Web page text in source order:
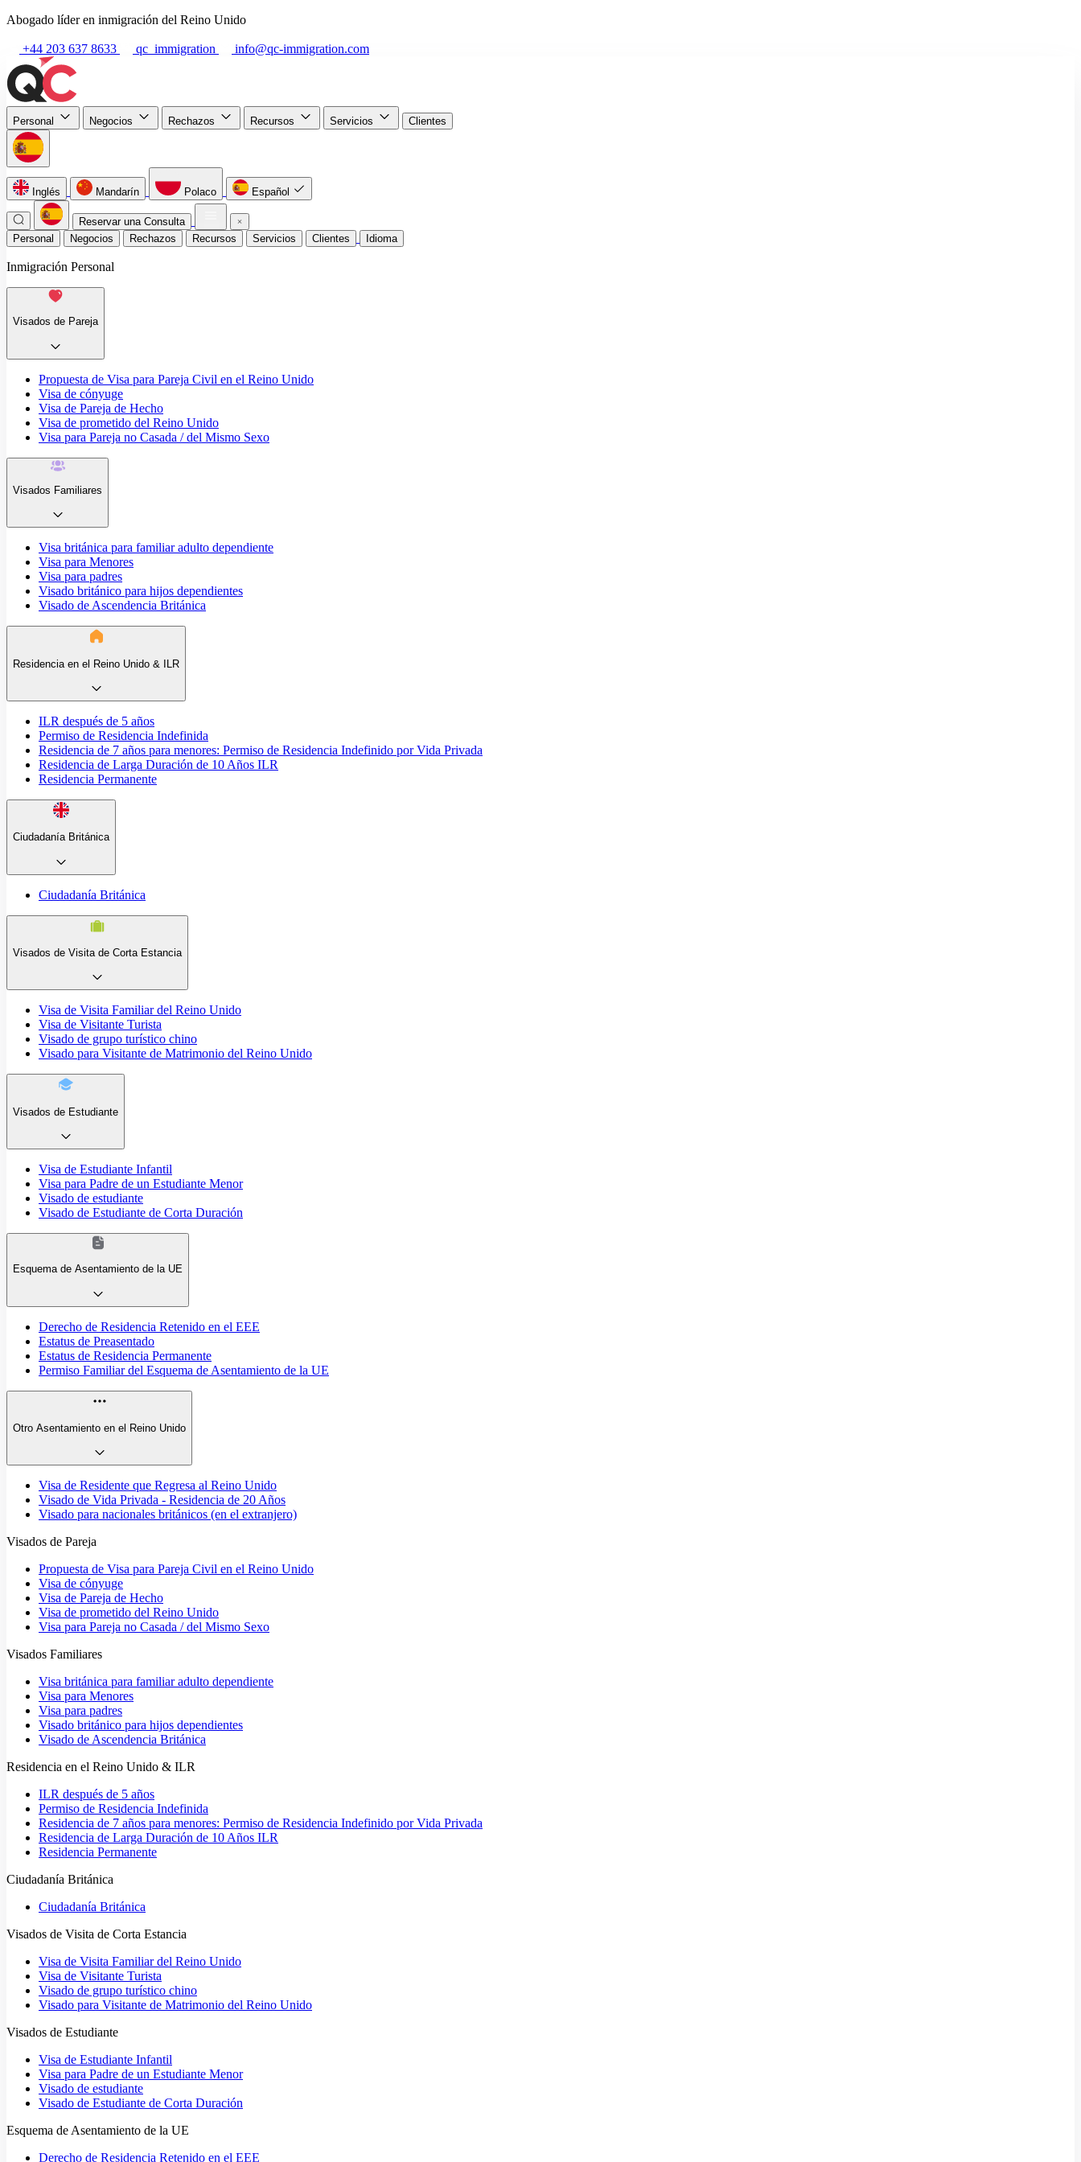
Abogado líder en inmigración del Reino Unido
+44 203 637 8633 qc_immigration info@qc-immigration.com
Personal Negocios Rechazos Recursos Servicios Clientes
Inglés Mandarín Polaco Español
Reservar una Consulta
Personal
Negocios Rechazos Recursos Servicios Clientes Idioma
Inmigración Personal
Visados de Pareja
Propuesta de Visa para Pareja Civil en el Reino Unido
Visa de cónyuge
Visa de Pareja de Hecho
Visa de prometido del Reino Unido
Visa para Pareja no Casada / del Mismo Sexo
Visados Familiares
Visa británica para familiar adulto dependiente
Visa para Menores
Visa para padres
Visado británico para hijos dependientes
Visado de Ascendencia Británica
Residencia en el Reino Unido & ILR
ILR después de 5 años
Permiso de Residencia Indefinida
Residencia de 7 años para menores: Permiso de Residencia Indefinido por Vida Privada
Residencia de Larga Duración de 10 Años ILR
Residencia Permanente
Ciudadanía Británica
Ciudadanía Británica
Visados de Visita de Corta Estancia
Visa de Visita Familiar del Reino Unido
Visa de Visitante Turista
Visado de grupo turístico chino
Visado para Visitante de Matrimonio del Reino Unido
Visados de Estudiante
Visa de Estudiante Infantil
Visa para Padre de un Estudiante Menor
Visado de estudiante
Visado de Estudiante de Corta Duración
Esquema de Asentamiento de la UE
Derecho de Residencia Retenido en el EEE
Estatus de Preasentado
Estatus de Residencia Permanente
Permiso Familiar del Esquema de Asentamiento de la UE
Otro Asentamiento en el Reino Unido
Visa de Residente que Regresa al Reino Unido
Visado de Vida Privada - Residencia de 20 Años
Visado para nacionales británicos (en el extranjero)
Visados de Pareja
Propuesta de Visa para Pareja Civil en el Reino Unido
Visa de cónyuge
Visa de Pareja de Hecho
Visa de prometido del Reino Unido
Visa para Pareja no Casada / del Mismo Sexo
Visados Familiares
Visa británica para familiar adulto dependiente
Visa para Menores
Visa para padres
Visado británico para hijos dependientes
Visado de Ascendencia Británica
Residencia en el Reino Unido & ILR
ILR después de 5 años
Permiso de Residencia Indefinida
Residencia de 7 años para menores: Permiso de Residencia Indefinido por Vida Privada
Residencia de Larga Duración de 10 Años ILR
Residencia Permanente
Ciudadanía Británica
Ciudadanía Británica
Visados de Visita de Corta Estancia
Visa de Visita Familiar del Reino Unido
Visa de Visitante Turista
Visado de grupo turístico chino
Visado para Visitante de Matrimonio del Reino Unido
Visados de Estudiante
Visa de Estudiante Infantil
Visa para Padre de un Estudiante Menor
Visado de estudiante
Visado de Estudiante de Corta Duración
Esquema de Asentamiento de la UE
Derecho de Residencia Retenido en el EEE